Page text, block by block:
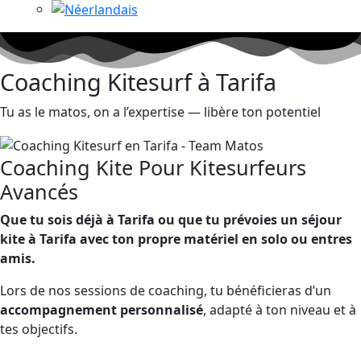
Coaching Kitesurf à Tarifa
Tu as le matos, on a l’expertise — libère ton potentiel
Coaching Kite Pour Kitesurfeurs
Avancés
Que tu sois déjà à Tarifa ou que tu prévoies un séjour
kite à Tarifa avec ton propre matériel en solo ou entres
amis.
Lors de nos sessions de coaching, tu bénéficieras d’un
accompagnement personnalisé, adapté à ton niveau et à
tes objectifs.